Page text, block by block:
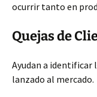
ocurrir tanto en
Quejas de
Ayudan a identificar
lanzado al mercado.